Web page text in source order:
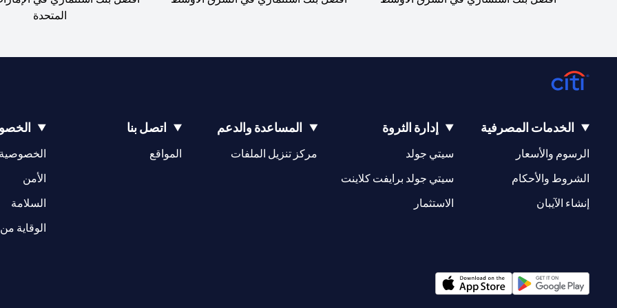
المتحدة
الخدمات المصرفية
الرسوم والأسعار
opens in a new tab
الشروط والأحكام opens in a new tab
إنشاء الآيبان opens in a new tab
إدارة الثروة
سيتي جولد opens in a new tab
سيتي جولد برايفت كلاينت
الاستثمار
المساعدة والدعم
مركز تنزيل الملفات
اتصل بنا
المواقعopens in a new tab الخصوصية
الأمن
السلامة
الوقاية